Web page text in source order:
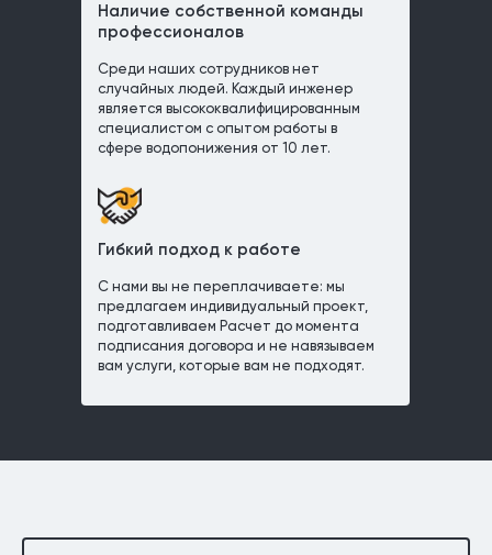
Наличие собственной команды
профессионалов
Среди наших сотрудников нет
случайных людей. Каждый инженер
является высококвалифицированным
специалистом с опытом работы в
сфере водопонижения от 10 лет.
Гибкий подход к работе
С нами вы не переплачиваете: мы
предлагаем индивидуальный проект,
подготавливаем Расчет до момента
подписания договора и не навязываем
вам услуги, которые вам не подходят.